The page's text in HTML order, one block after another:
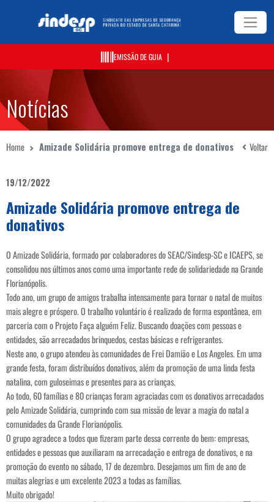
EMISSÃO DE GUIA |
Notícias
Home Amizade Solidária promove entrega de donativos Voltar
19/12/2022
Amizade Solidária promove entrega de
donativos
O Amizade Solidária, formado por colaboradores do SEAC/Sindesp-SC e ICAEPS, se
consolidou nos últimos anos como uma importante rede de solidariedade na Grande
Florianópolis.
Todo ano, um grupo de amigos trabalha intensamente para tornar o natal de muitos
mais alegre e próspero. O trabalho voluntário é realizado de forma espontânea, em
parceria com o Projeto Faça alguém Feliz. Buscando doações com pessoas e
entidades, são arrecadados brinquedos, cestas básicas e refrigerantes.
Neste ano, o grupo atendeu às comunidades de Frei Damião e Los Angeles. Em uma
grande festa, foram distribuídos donativos, além da promoção de uma linda festa
natalina, com guloseimas e presentes para as crianças.
Ao todo, 60 famílias e 80 crianças foram agraciadas com os donativos arrecadados
pelo Amizade Solidária, cumprindo com sua missão de levar a magia do natal a
comunidades da Grande Florianópolis.
O grupo agradece a todos que fizeram parte dessa corrente do bem: empresas,
entidades e pessoas que auxiliaram na arrecadação e entrega de donativos, e na
promoção do evento no sábado, 17 de dezembro. Desejamos um fim de ano de
muitas alegrias e um excelente 2023 a todas as famílias.
Muito obrigado!